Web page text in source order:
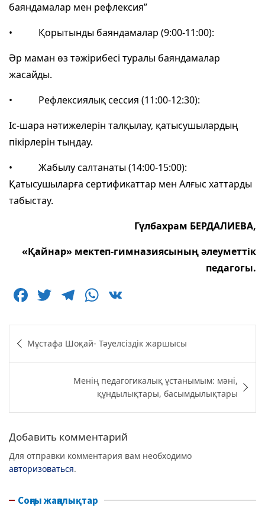
баяндамалар мен рефлексия”
• Қорытынды баяндамалар (9:00-11:00):
Әр маман өз тәжірибесі туралы баяндамалар
жасайды.
• Рефлексиялық сессия (11:00-12:30):
Іс-шара нәтижелерін талқылау, қатысушылардың
пікірлерін тыңдау.
• Жабылу салтанаты (14:00-15:00):
Қатысушыларға сертификаттар мен Aлғыс хаттарды
табыстау.
Гүлбахрам БЕРДАЛИЕВА,
«Қайнар» мектеп-гимназиясының әлеуметтік
педагогы.
F
c
e
b
o
T
itt
er
T
e
g
ra
m
W
at
s
A
p
p
по Мұстафа Шоқай- Тәуелсіздік жаршысы
Менің педагогикалық ұстанымым: мәні,
құндылықтары, басымдылықтары
Добавить комментарий
Для отправки комментария вам необходимо
авторизоваться.
Соңғы жаңалықтар